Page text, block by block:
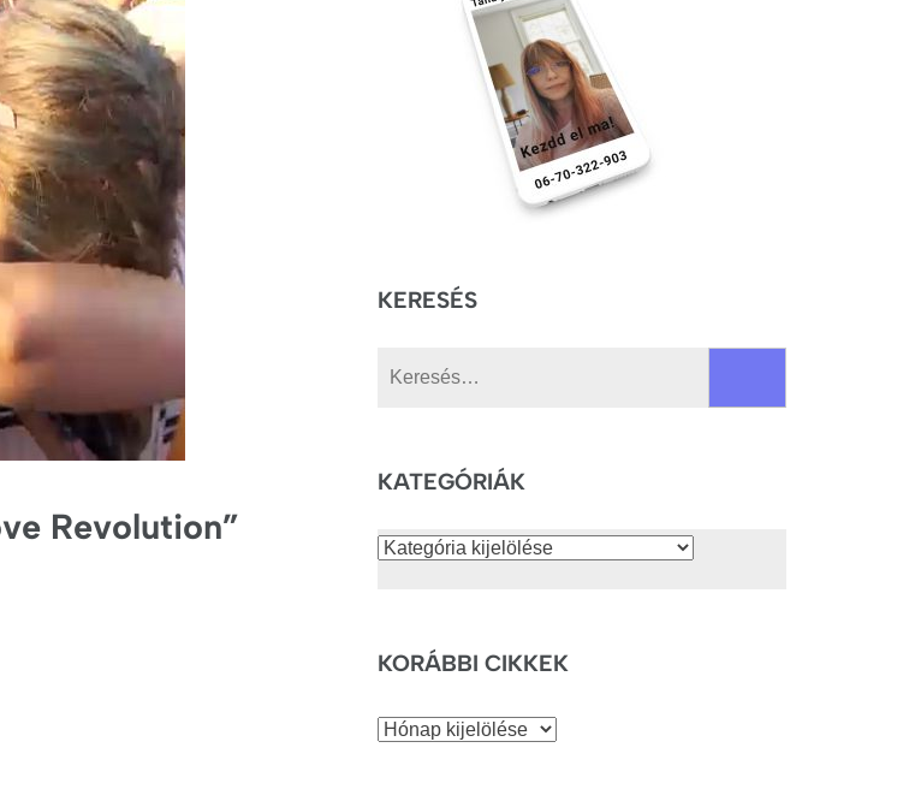
Revolution”
KERESÉS
KATEGÓRIÁK
Kategóriák
KORÁBBI CIKKEK
Korábbi